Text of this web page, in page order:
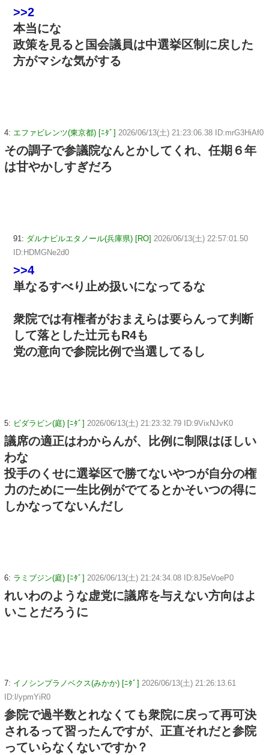
>>2
本当にな
政策を見ると国会議員は中選挙区制に戻した
方がマシな気がする
4: エファビレンツ(東京都) [ﾆﾀﾞ] 2026/06/13(土) 21:23:06.38 ID:mrG3HiAf0
その調子で参議院なんとかしてくれ、任期６年
は甘やかしすぎだろ
91: ダルナビルエタノール(兵庫県) [RO] 2026/06/13(土) 22:57:01.50
ID:HDMGNe2d0
>>4
単なるすべり止め扱いになってるな
衆院では有権者がおまえらは要らんって判断
して落とした辻元もR4も
党の意向で参院比例で当選してるし
5: ビダラビン(庭) [ﾆﾀﾞ] 2026/06/13(土) 21:23:32.79 ID:9VixNJvK0
議席の適正はわからんが、比例に制限はほしい
わな
投手のくせに選挙区で勝てないやつが自分の権
力のために一生比例がでてるとかそいつの得に
しかなってないんだし
6: ラミブジン(庭) [ﾆﾀﾞ] 2026/06/13(土) 21:24:34.08 ID:8J5eVoeP0
れいわのような虚党に議席を与えない方向はよ
いことだろうに
7: イノシンプラノベクス(みかか) [ﾆﾀﾞ] 2026/06/13(土) 21:26:13.61
ID:l/ypmYiR0
参院で過半数とれなくても衆院に戻って再可決
されるって習ったんですが、正直それだと参院
っていらなくないですか？